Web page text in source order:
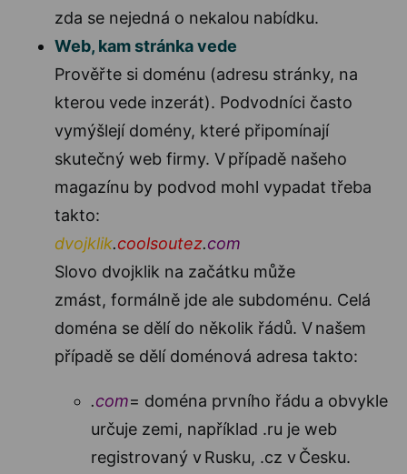
zda se nejedná o nekalou nabídku.
Web, kam stránka vede
Prověřte si doménu (adresu stránky, na
kterou vede inzerát). Podvodníci často
vymýšlejí domény, které připomínají
skutečný web firmy. V případě našeho
magazínu by podvod mohl vypadat třeba
takto:
dvojklik.coolsoutez.com
Slovo dvojklik na začátku může
zmást, formálně jde ale subdoménu. Celá
doména se dělí do několik řádů. V našem
případě se dělí doménová adresa takto:
.com= doména prvního řádu a obvykle
určuje zemi, například .ru je web
registrovaný v Rusku, .cz v Česku.